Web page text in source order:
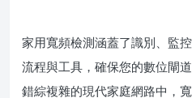
家用寬頻檢測涵蓋了識別、監
流程與工具，確保您的數位閘
錯綜複雜的現代家庭網路中，